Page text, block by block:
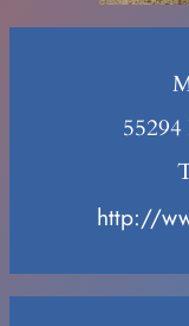
http://